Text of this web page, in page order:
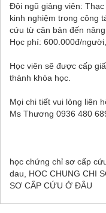
Đội ngũ giảng viên:
kinh nghiệm trong công
cứu từ căn bản đến nâng
Học phí: 600.000đ/
Học viên sẽ được cấp
thành khóa học.
Mọi chi tiết vui lòng liên
Ms Thương 0936 480
học chứng chỉ sơ cấp
dau, HOC CHUNG CHI
SƠ CẤP CỨU Ở ĐÂU